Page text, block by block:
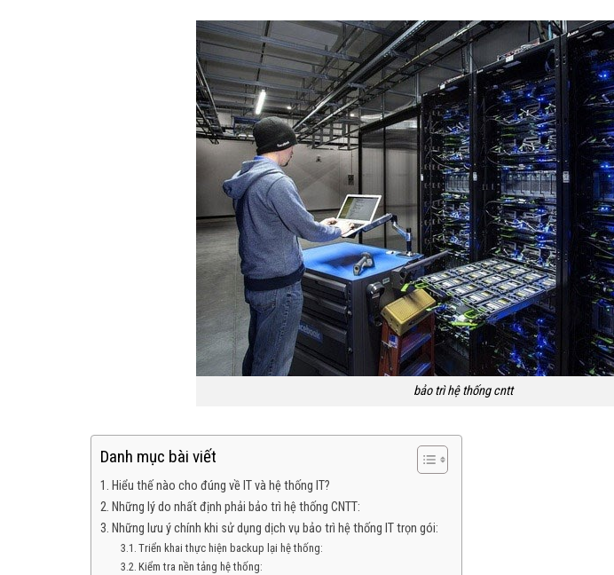
bảo trì hệ thống cntt
Danh mục bài viết
Hiểu thế nào cho đúng về IT và hệ thống IT?
Những lý do nhất định phải bảo trì hệ thống CNTT:
Những lưu ý chính khi sử dụng dịch vụ bảo trì hệ thống IT trọn gói:
Triển khai thực hiện backup lại hệ thống:
Kiểm tra nền tảng hệ thống: